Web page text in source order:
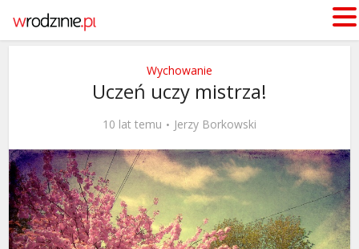
Wychowanie
Uczeń uczy mistrza!
10 lat temu Jerzy Borkowski